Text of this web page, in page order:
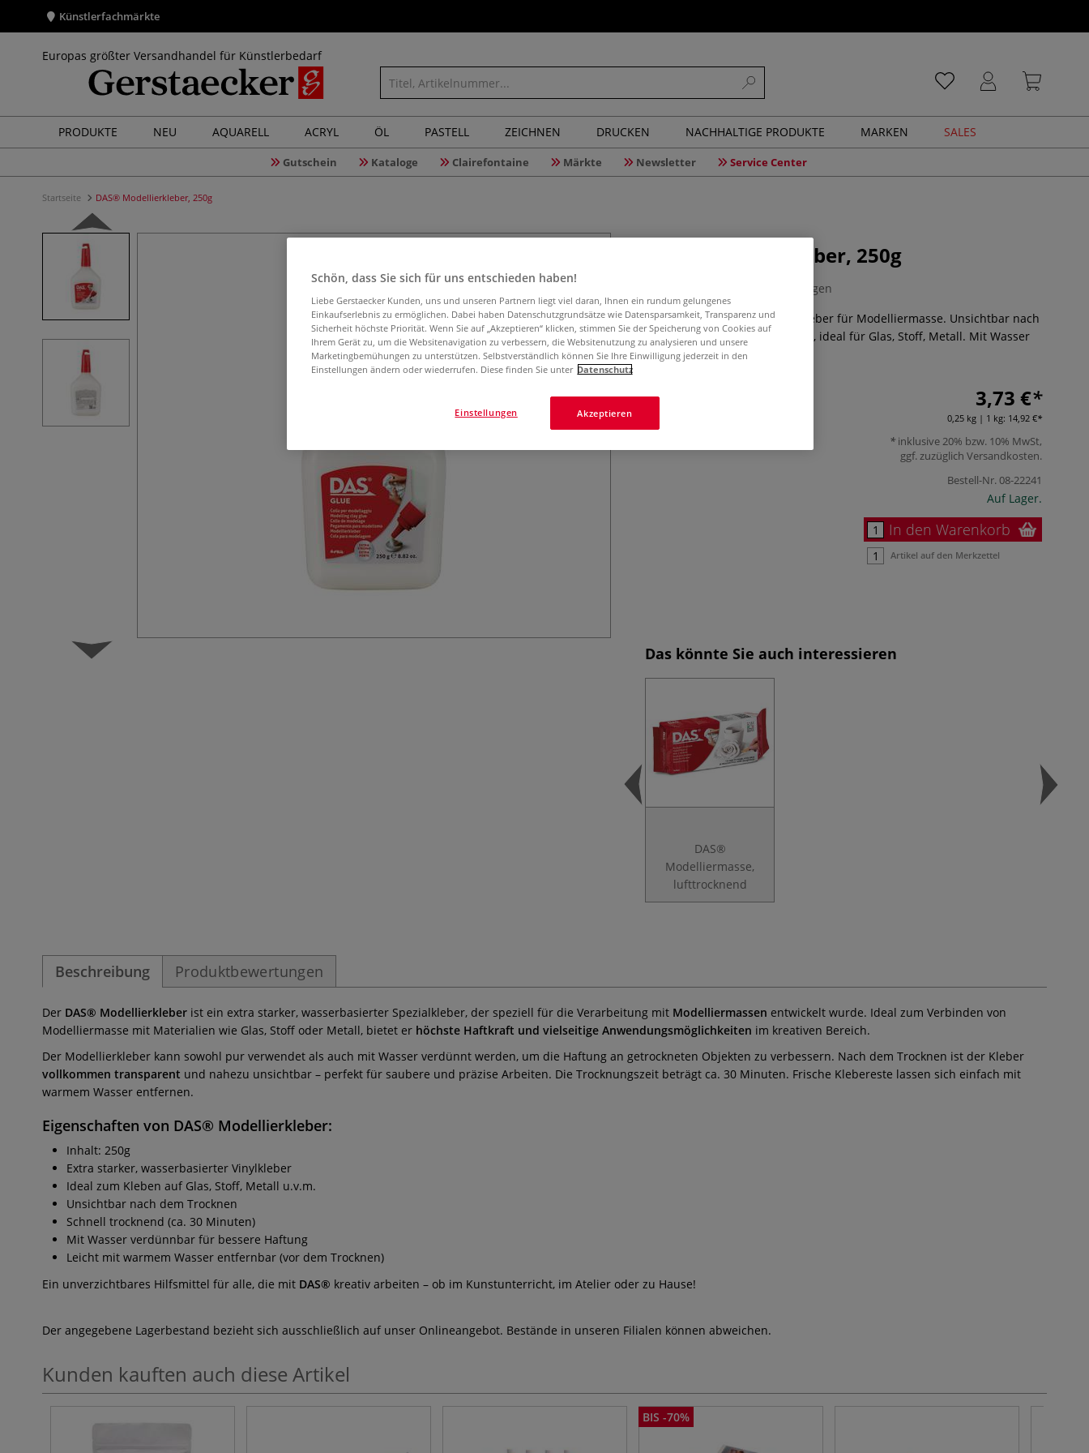
Künstlerfachmärkte
Europas größter Versandhandel für Künstlerbedarf
PRODUKTE NEU AQUARELL ACRYL ÖL PASTELL ZEICHNEN DRUCKEN NACHHALTIGE PRODUKTE MARKEN SALES
Gutschein Kataloge Clairefontaine Märkte Newsletter Service Center
Startseite DAS® Modellierkleber, 250g
DAS® Modellierkleber, 250g
0 Bewertungen
Extra starker, wasserbasierter Kleber für Modelliermasse. Unsichtbar nach
dem Trocknen, schnell trocknend, ideal für Glas, Stoff, Metall. Mit Wasser
verdünnbar.
Mehr
3,73 €
0,25 kg | 1 kg: 14,92 €
inklusive 20% bzw. 10% MwSt,
ggf. zuzüglich Versandkosten.
Bestell-Nr.08-22241
Auf Lager.
In den Warenkorb
Artikel auf den Merkzettel
Das könnte Sie auch interessieren
DAS®
Modelliermasse,
lufttrocknend
Beschreibung Produktbewertungen
Der DAS® Modellierkleber ist ein extra starker, wasserbasierter Spezialkleber, der speziell für die Verarbeitung mit Modelliermassen entwickelt wurde. Ideal zum Verbinden von
Modelliermasse mit Materialien wie Glas, Stoff oder Metall, bietet er höchste Haftkraft und vielseitige Anwendungsmöglichkeiten im kreativen Bereich.
Der Modellierkleber kann sowohl pur verwendet als auch mit Wasser verdünnt werden, um die Haftung an getrockneten Objekten zu verbessern. Nach dem Trocknen ist der Kleber
vollkommen transparent und nahezu unsichtbar – perfekt für saubere und präzise Arbeiten. Die Trocknungszeit beträgt ca. 30 Minuten. Frische Klebereste lassen sich einfach mit
warmem Wasser entfernen.
Eigenschaften von DAS® Modellierkleber:
Inhalt: 250g
Extra starker, wasserbasierter Vinylkleber
Ideal zum Kleben auf Glas, Stoff, Metall u.v.m.
Unsichtbar nach dem Trocknen
Schnell trocknend (ca. 30 Minuten)
Mit Wasser verdünnbar für bessere Haftung
Leicht mit warmem Wasser entfernbar (vor dem Trocknen)
Ein unverzichtbares Hilfsmittel für alle, die mit DAS® kreativ arbeiten – ob im Kunstunterricht, im Atelier oder zu Hause!
Der angegebene Lagerbestand bezieht sich ausschließlich auf unser Onlineangebot. Bestände in unseren Filialen können abweichen.
Kunden kauften auch diese Artikel
BIS -70%
Schön, dass Sie sich für uns entschieden haben!
Liebe Gerstaecker Kunden, uns und unseren Partnern liegt viel daran, Ihnen ein rundum gelungenes
Einkaufserlebnis zu ermöglichen. Dabei haben Datenschutzgrundsätze wie Datensparsamkeit, Transparenz und
Sicherheit höchste Priorität. Wenn Sie auf „Akzeptieren“ klicken, stimmen Sie der Speicherung von Cookies auf
Ihrem Gerät zu, um die Websitenavigation zu verbessern, die Websitenutzung zu analysieren und unsere
Marketingbemühungen zu unterstützen. Selbstverständlich können Sie Ihre Einwilligung jederzeit in den
Einstellungen ändern oder wiederrufen. Diese finden Sie unter Datenschutz
Akzeptieren
Einstellungen